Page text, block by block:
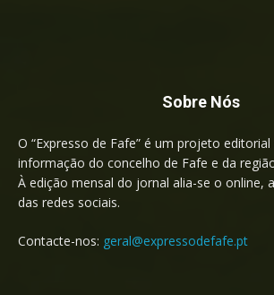
Sobre Nós
O “Expresso de Fafe” é um projeto
informação do concelho de Fafe e da
À edição mensal do jornal alia-se o online,
das redes sociais.
Contacte-nos: geral@expressodefafe.pt